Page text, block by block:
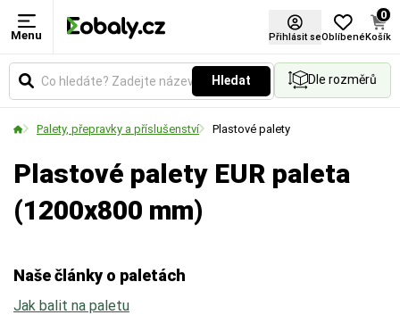
Menu Přihlásit seOblíbené
0
Košík
Hledat Dle rozměrů
Palety, přepravky a příslušenství Plastové palety
Plastové palety EUR paleta
(1200x800 mm)
Naše články o paletách
Jak balit na paletu
Rozměry
Udává vnější půdorysné rozměry palety v
nebo kontejnerový), což je klíčové pro plánování
ložné plochy a přepravu.
Zatížení dynamické (kg)
Maximální váha nákladu, kterou paleta bezpečně
- Typické situace:Zvedání vysokozdvižným
vozíkem, převoz v kamionu nebo pohyb po
válečkové dráze.
zemi.